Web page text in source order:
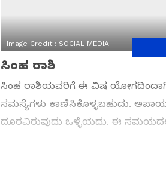
Image Credit : SOCIAL MEDIA
ಸಿಂಹ ರಾಶಿ
ಸಿಂಹ ರಾಶಿಯವರಿಗೆ ಈ ವಿಷ ಯೋಗದಿಂದಾಗಿ
ಸಮಸ್ಯೆಗಳು ಕಾಣಿಸಿಕೊಳ್ಳಬಹುದು.
ದೂರವಿರುವುದು ಒಳ್ಳೆಯದು. ಈ